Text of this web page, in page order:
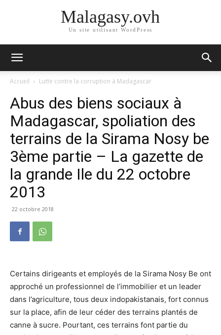
Malagasy.ovh
Un site utilisant WordPress
Accueil Lutte contre la corruption à Madagascar
Abus des biens sociaux à
Madagascar, spoliation des
terrains de la Sirama Nosy be
3ème partie – La gazette de
la grande Ile du 22 octobre
2013
22 octobre 2018
Certains dirigeants et employés de la Sirama Nosy Be ont
approché un professionnel de l’immobilier et un leader
dans l’agriculture, tous deux indopakistanais, fort connus
sur la place, afin de leur céder des terrains plantés de
canne à sucre. Pourtant, ces terrains font partie du